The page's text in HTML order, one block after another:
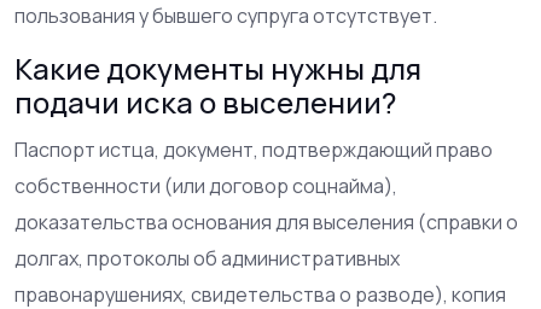
пользования у бывшего супруга отсутствует.
Какие документы нужны для
подачи иска о выселении?
Паспорт истца, документ, подтверждающий право
собственности (или договор соцнайма),
доказательства основания для выселения (справки о
долгах, протоколы об административных
правонарушениях, свидетельства о разводе), копия